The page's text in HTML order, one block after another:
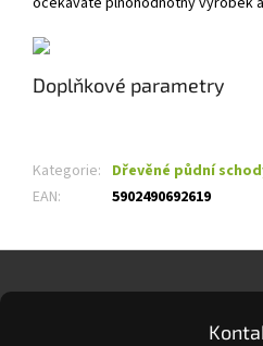
Doplňkové parametry
Kategorie: Dřevěné půdní
EAN: 5902490692619
p